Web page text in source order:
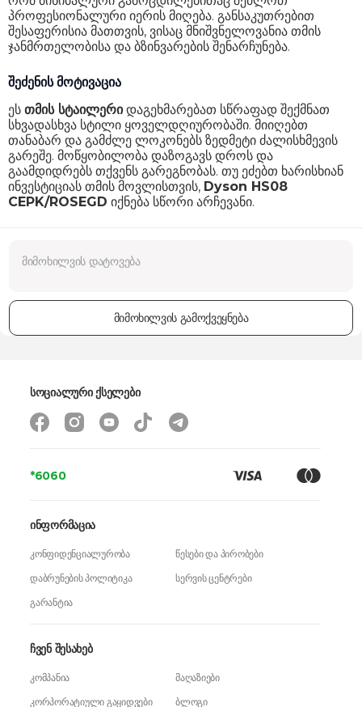
პროფესიონალური იერის მიღება. განსაკუთრებით
შესაფერისია მათთვის, ვისაც მნიშვნელოვანია თმის
ჯანმრთელობისა და ბზინვარების შენარჩუნება.
შეძენის მოტივაცია
ეს თმის სტაილერიდაგეხმარებათ სწრაფად შექმნათ
სხვადასხვა სტილი ყოველდღიურობაში. მიიღებთ
თანაბარ და გამძლე ლოკონებს ზედმეტი ძალისხმევის
გარეშე. მოწყობილობა დაზოგავს დროს და
გაამდიდრებს თქვენს გარეგნობას. თუ ეძებთ ხარისხიან
ინვესტიციას თმის მოვლისთვის, Dyson HS08
CEPK/ROSEGD იქნება სწორი არჩევანი.
მიმოხილვის გამოქვეყნება
*6060
ჩვენ შესახებ
კომპანია
მაღაზიები
კორპორატიული გაყიდვები
ბლოგი
ინფორმაცია
კონფიდენციალურობა
წესები და პირობები
დაბრუნების პოლიტიკა
სერვის ცენტრები
გარანტია
სოციალური ქსელები